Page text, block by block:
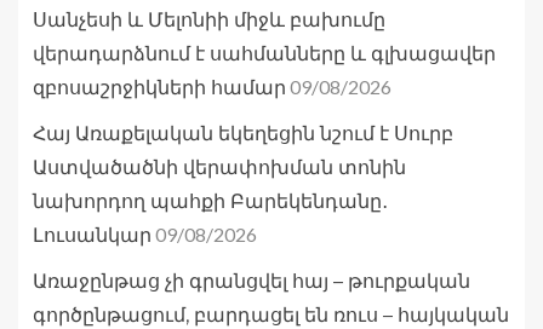
Սանչեսի և Մելոնիի միջև բախումը
վերադարձնում է սահմանները և գլխացավեր
զբոսաշրջիկների համար 09/08/2026
Հայ Առաքելական եկեղեցին նշում է Սուրբ
Աստվածածնի վերափոխման տոնին
նախորդող պահքի Բարեկենդանը․
Լուսանկար 09/08/2026
Առաջընթաց չի գրանցվել հայ – թուրքական
գործընթացում, բարդացել են ռուս – հայկական